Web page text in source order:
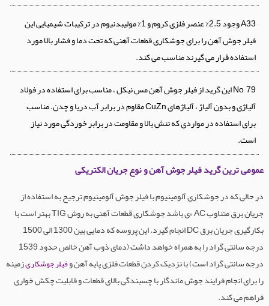
A33
وجود 2.5% عنصر فلزی کروم و 1% مولیبدنیوم در ترکیبات شیمیایی این
فیلر جوش آهن را برای جوشکاری قطعات آهنی که تحت دما و فشار بالا مورد
استفاده قرار می گیرند مناسب می کند.
No 79این گرید از فیلر جوش آهن مس نیکل ، مناسب برای استفاده در فولاد
آلیاژی و بدون آلیاژ ، آلیاژهای CuZn مقاوم در برابر آب دریا و چدن. مناسب
برای استفاده در مواردی که تنش بالا و مقاومت در برابر خوردگی مورد نیاز
است.
عمومی ترین گرید فیلر جوش آهن و نوع جریان الکتریکی
در حالی که در جوشکاری آلومینیوم با فیلر جوش آلومینیوم ترجیح به استفاده از
جریان برق متناوب AC »ی باشد جوشکاری قطعات آهنی به روش TIG بهتر است با
بکارگیری جریان برق DC انجام گیرد. این پروسه که دمایی بین 1300 الی 1500
درجه سانتی گراد را به همراه خواهد داشت (دمای ذوب آهن خالص حدود 1539
درجه سانتی گراد است) با نزدیک کردن قطعات فلزی پایه آهن وفیلر جوشکاریزمینه
را برای انجام فرایند جوش ماندگار با چسبندگی بالای قطعات و قابلیت چکش خواری
فراهم می کند.